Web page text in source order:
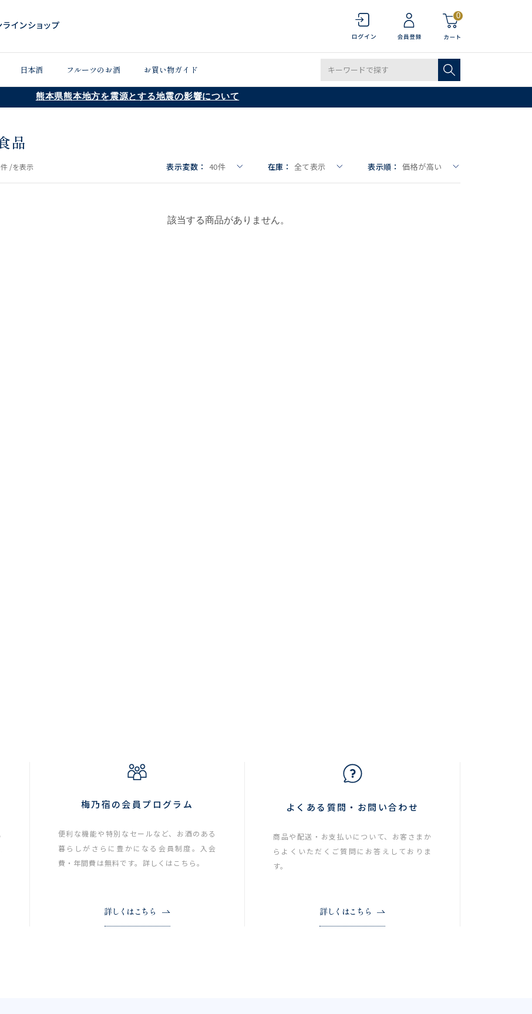
0
日本酒 フルーツのお酒 お買い物ガイド
熊本県熊本地方を震源とする地震の影響について
品
件 /を表示 表示変数： 40件 在庫： 全て表示 表示順： 価格が高い
該当する商品がありません。
梅乃宿の会員プログラム
便利な機能や特別なセールなど、お酒のある
暮らしがさらに豊かになる会員制度。入会
費・年間費は無料です。詳しくはこちら。
詳しくはこちら
よくある質問・お問い合わせ
商品や配送・お支払いについて、お客さまか
らよくいただくご質問にお答えしておりま
す。
詳しくはこちら